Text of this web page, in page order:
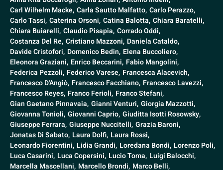
Carl Wilhelm Macke, Carla Sautto Malfatto, Carlo Perazzo,
Carlo Tassi, Caterina Orsoni, Catina Balotta, Chiara Baratelli,
Chiara Buiarelli, Claudio Pisapia, Corrado Oddi,
Costanza Del Re, Cristiano Mazzoni, Daniela Cataldo,
Davide Cristofori, Domenico Bedin, Elena Buccoliero,
Eleonora Graziani, Enrico Beccarini, Fabio Mangolini,
Federica Pezzoli, Federico Varese, Francesca Alacevich,
Francesco D'Angiò, Francesco Facchiano, Francesco Lavezzi,
Francesco Reyes, Franco Ferioli, Franco Stefani,
Gian Gaetano Pinnavaia, Gianni Venturi, Giorgia Mazzotti,
Giovanna Tonioli, Giovanni Caprio, Giuditta Isotti Rosowsky,
Giuseppe Ferrara, Giuseppe Nuccitelli, Grazia Baroni,
Jonatas Di Sabato, Laura Dolfi, Laura Rossi,
Leonardo Fiorentini, Lidia Grandi, Loredana Bondi, Lorenzo Poli,
Luca Casarini, Luca Copersini, Lucio Toma, Luigi Balocchi,
Marcella Mascellani, Marcello Brondi, Marco Belli,